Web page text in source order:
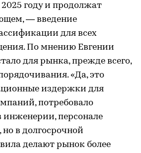
году и продолжат
— введение
для всех
По мнению Евгении
для рынка, прежде всего,
«Да, это
издержки для
потребовало
инженерии, персонале
в долгосрочной
делают рынок более